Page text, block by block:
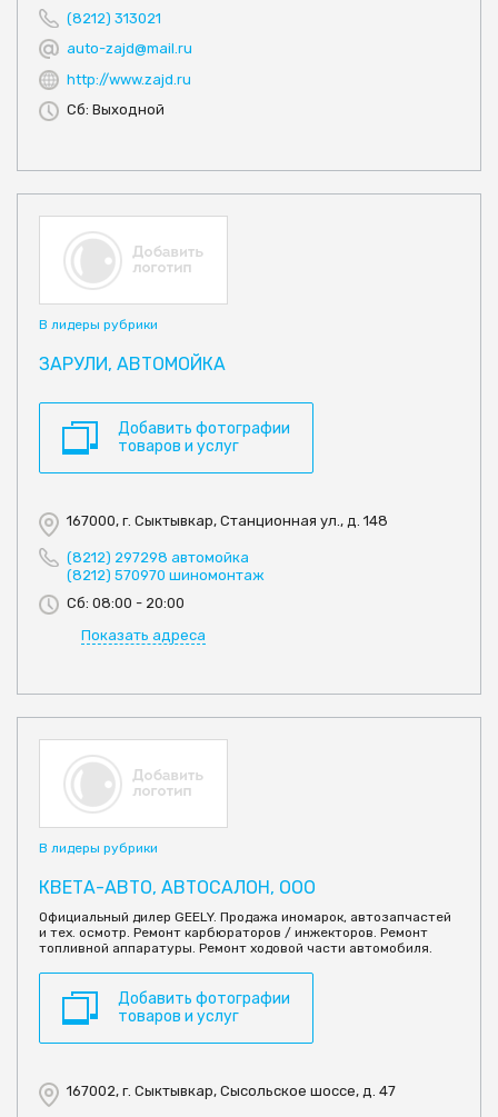
(8212) 313021
auto-zajd@mail.ru
http://www.zajd.ru
Сб: Выходной
В лидеры рубрики
ЗАРУЛИ, АВТОМОЙКА
Добавить фотографии
товаров и услуг
167000, г. Сыктывкар, Станционная ул., д. 148
(8212) 297298 автомойка
(8212) 570970 шиномонтаж
Сб: 08:00 - 20:00
Показать адреса
В лидеры рубрики
КВЕТА-АВТО, АВТОСАЛОН, ООО
Официальный дилер GEELY. Продажа иномарок, автозапчастей
и тех. осмотр. Ремонт карбюраторов / инжекторов. Ремонт
топливной аппаратуры. Ремонт ходовой части автомобиля.
Добавить фотографии
товаров и услуг
167002, г. Сыктывкар, Сысольское шоссе, д. 47